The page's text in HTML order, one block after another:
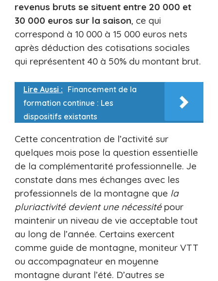
revenus bruts se situent entre 20 000 et
30 000 euros sur la saison, ce qui
correspond à 10 000 à 15 000 euros nets
après déduction des cotisations sociales
qui représentent 40 à 50% du montant brut.
Lire Aussi : Financement de la
formation continue : Les
dispositifs existants
Cette concentration de l’activité sur
quelques mois pose la question essentielle
de la complémentarité professionnelle. Je
constate dans mes échanges avec les
professionnels de la montagne que la
pluriactivité devient une nécessitépour
maintenir un niveau de vie acceptable tout
au long de l’année. Certains exercent
comme guide de montagne, moniteur VTT
ou accompagnateur en moyenne
montagne durant l’été. D’autres se